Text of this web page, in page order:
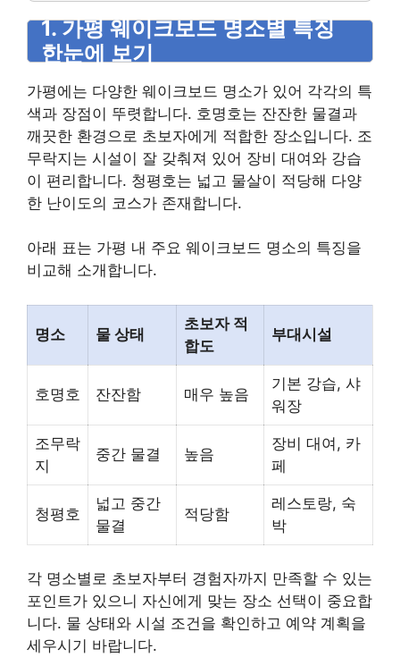
1. 가평 웨이크보드 명소별 특징
한눈에 보기
가평에는 다양한 웨이크보드 명소가 있어 각각의 특
색과 장점이 뚜렷합니다. 호명호는 잔잔한 물결과
깨끗한 환경으로 초보자에게 적합한 장소입니다. 조
무락지는 시설이 잘 갖춰져 있어 장비 대여와 강습
이 편리합니다. 청평호는 넓고 물살이 적당해 다양
한 난이도의 코스가 존재합니다.
아래 표는 가평 내 주요 웨이크보드 명소의 특징을
비교해 소개합니다.
명소 물 상태
초보자 적
합도
부대시설
호명호 잔잔함 매우 높음
기본 강습, 샤
워장
조무락
지
중간 물결 높음
장비 대여, 카
페
청평호
넓고 중간
물결
적당함
레스토랑, 숙
박
각 명소별로 초보자부터 경험자까지 만족할 수 있는
포인트가 있으니 자신에게 맞는 장소 선택이 중요합
니다. 물 상태와 시설 조건을 확인하고 예약 계획을
세우시기 바랍니다.